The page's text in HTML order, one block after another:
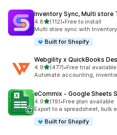
Inventory Sync, Multi store
4.8เต็ม 5 ดาว
(112)
ทั้งหมด 112 รีวิว
•Free to install
Multi store sync with
Built for Shopify
Webgility x QuickBooks
4.9เต็ม 5 ดาว
(477)
ทั้งหมด 477 รีวิว
•Free trial available
Automate accounting,
eCommix ‑ Google Sheets
4.9เต็ม 5 ดาว
(19)
ทั้งหมด 19 รีวิว
•Free plan available
Export to a spreadsheet, bulk
Built for Shopify